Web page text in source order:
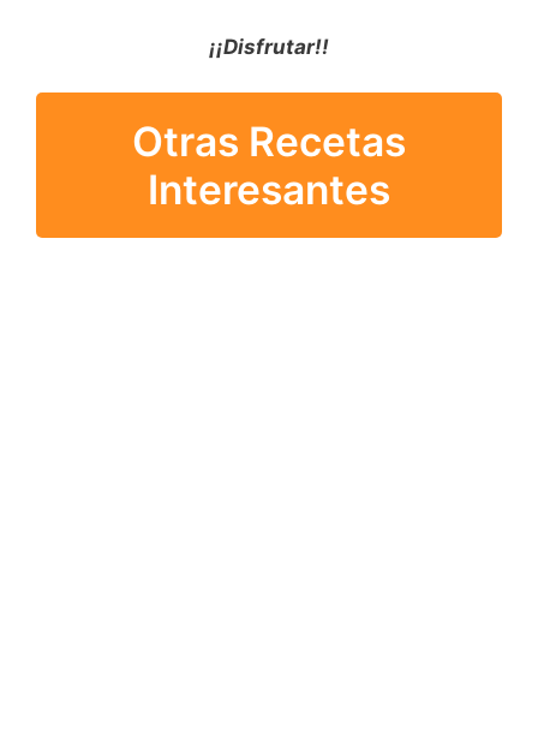
¡¡Disfrutar!!
Otras Recetas
Interesantes